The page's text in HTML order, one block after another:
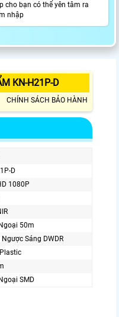
cho bạn có thể yên tâm ra
nhập
KN-H21P-D
CHÍNH SÁCH BẢO HÀNH
D
1080P
50m
Sáng DWDR
SMD